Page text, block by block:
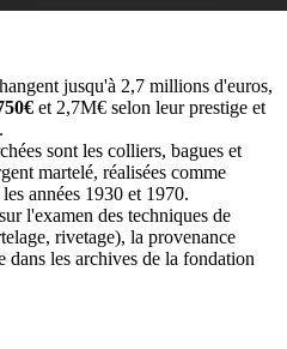
jusqu'à 2,7 millions d'euros,
et 2,7M€ selon leur prestige et
sont les colliers, bagues et
martelé, réalisées comme
années 1930 et 1970.
l'examen des techniques de
rivetage), la provenance
dans les archives de la fondation